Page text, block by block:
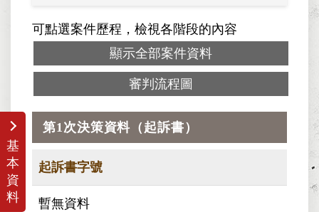
可點選案件歷程，檢視各階段的內容
顯示全部案件資料
審判流程圖
基
本
資
料
第1次決策資料（起訴書）
起訴書字號
暫無資料